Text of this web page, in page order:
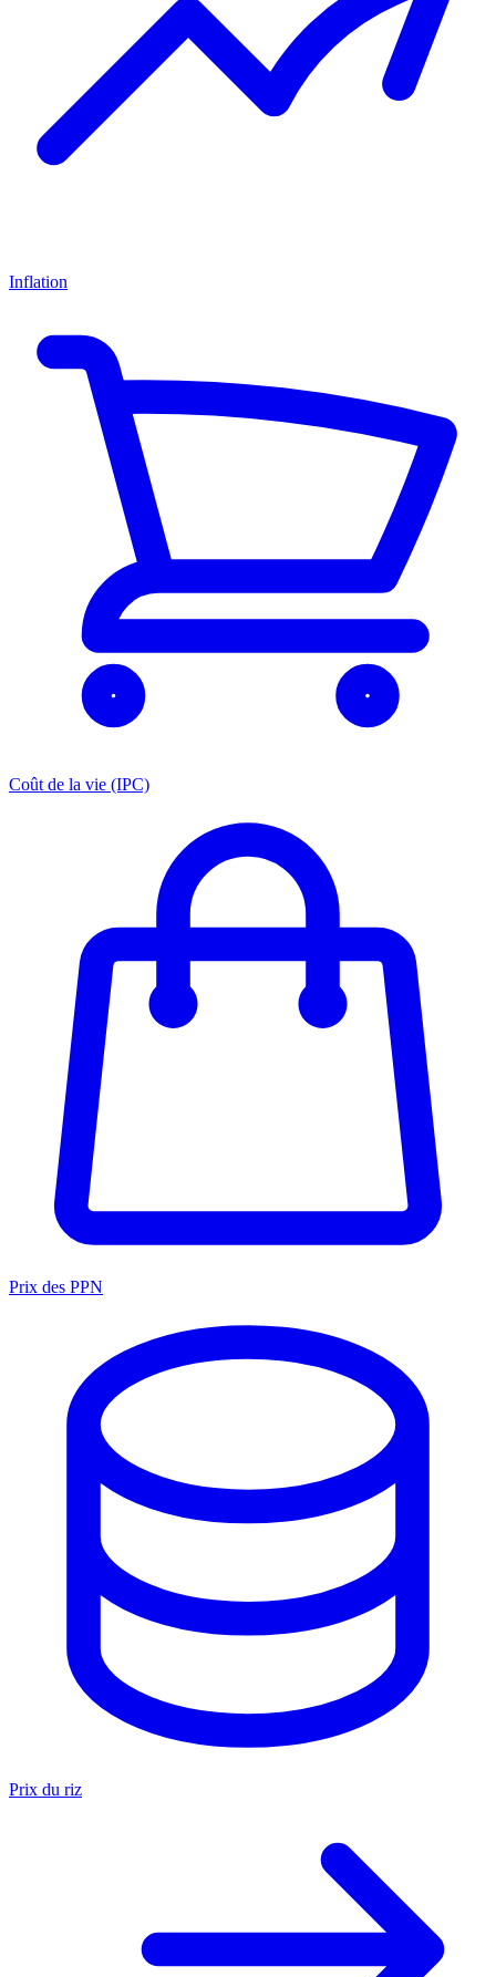
Inflation
Coût de la vie (IPC)
Prix des PPN
Prix du riz